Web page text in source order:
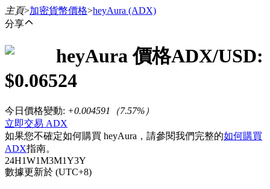
主頁>加密貨幣價格>heyAura (ADX)
分享
heyAura 價格ADX/USD:
$0.06524
今日價格變動: +0.004591 （7.57%）
立即交易 ADX
如果您不確定如何購買 heyAura，請參閱我們完整的如何購買
ADX指南。
24H1W1M3M1Y3Y
數據更新於 (UTC+8)